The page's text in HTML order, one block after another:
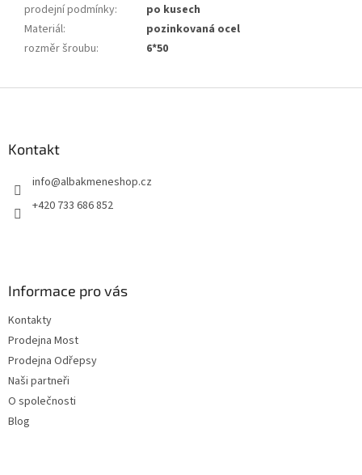
prodejní podmínky:
po kusech
Materiál:
pozinkovaná ocel
rozměr šroubu: 6*50
Kontakt
info@albakmeneshop.cz
+420 733 686 852
Informace pro vás
Kontakty
Prodejna Most
Prodejna Odřepsy
Naši partneři
O společnosti
Blog